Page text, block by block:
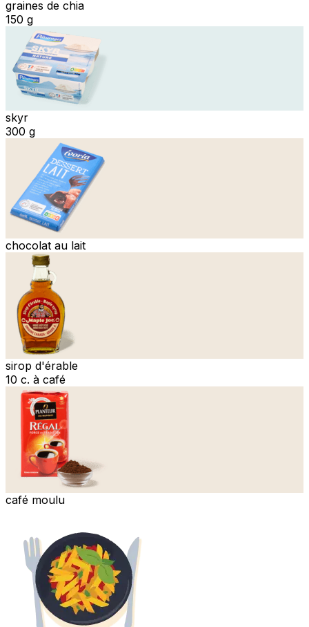
graines de chia
150 g
skyr
300 g
chocolat au lait
sirop d'érable
10 c. à café
café moulu